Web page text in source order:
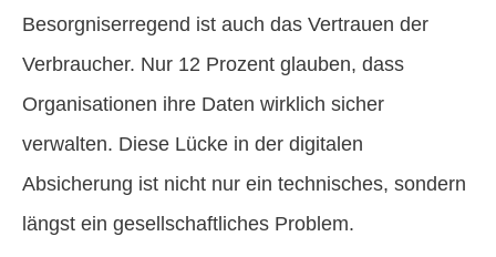
Besorgniserregend ist auch das Vertrauen der
Verbraucher. Nur 12 Prozent glauben, dass
Organisationen ihre Daten wirklich sicher
verwalten. Diese Lücke in der digitalen
Absicherung ist nicht nur ein technisches, sondern
längst ein gesellschaftliches Problem.